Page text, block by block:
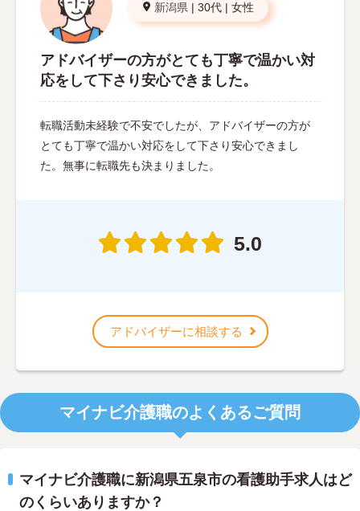
新潟県 | 30代 | 女性
アドバイザーの方がとても丁寧で温かい対
応をして下さり安心できました。
転職活動未経験で不安でしたが、アドバイザーの方が
とても丁寧で温かい対応をして下さり安心できまし
た。無事に転職先も決まりました。
5.0
アドバイザーに相談する
マイナビ介護職のよくあるご質問
マイナビ介護職に新潟県五泉市の看護助手求人はど
のくらいありますか？